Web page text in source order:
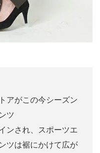
アがこの今シーズン
ツ
ンされ、スポーツエ
ツは裾にかけて広が